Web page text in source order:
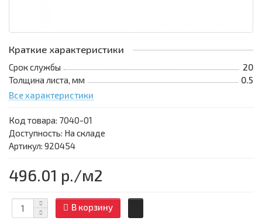
Краткие характеристики
Срок службы
20
Толщина листа, мм
0.5
Все характеристики
Код товара: 7040-01
Доступность: На складе
Артикул: 920454
496.01 р./м2
В корзину